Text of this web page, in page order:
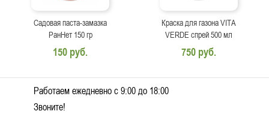
Садовая паста-замазка
РанНет 150 гр
150 руб.
Краска для газона VITA
VERDE спрей 500 мл
750 руб.
Работаем ежедневно c 9:00 до 18:00
Звоните!